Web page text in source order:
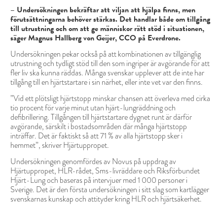
– Undersökningen bekräftar att viljan att hjälpa finns, men
förutsättningarna behöver stärkas. Det handlar både om tillgång
till utrustning och om att ge människor rätt stöd i situationen,
säger Magnus Hallberg von Geijer, CCO på Everdrone.
Undersökningen pekar också på att kombinationen av tillgänglig
utrustning och tydligt stöd till den som ingriper är avgörande för att
fler liv ska kunna räddas. Många svenskar upplever att de inte har
tillgång till en hjärtstartare i sin närhet, eller inte vet var den finns.
”Vid ett plötsligt hjärtstopp minskar chansen att överleva med cirka
tio procent för varje minut utan hjärt-lungräddning och
defibrillering. Tillgången till hjärtstartare dygnet runt är därför
avgörande, särskilt i bostadsområden där många hjärtstopp
inträffar. Det är faktiskt så att 71 % av alla hjärtstopp sker i
hemmet”, skriver Hjärtuppropet.
Undersökningen genomfördes av Novus på uppdrag av
Hjärtuppropet, HLR-rådet, Sms-livräddare och Riksförbundet
Hjärt-Lung och baseras på intervjuer med 1 000 personer i
Sverige. Det är den första undersökningen i sitt slag som kartlägger
svenskarnas kunskap och attityder kring HLR och hjärtsäkerhet.